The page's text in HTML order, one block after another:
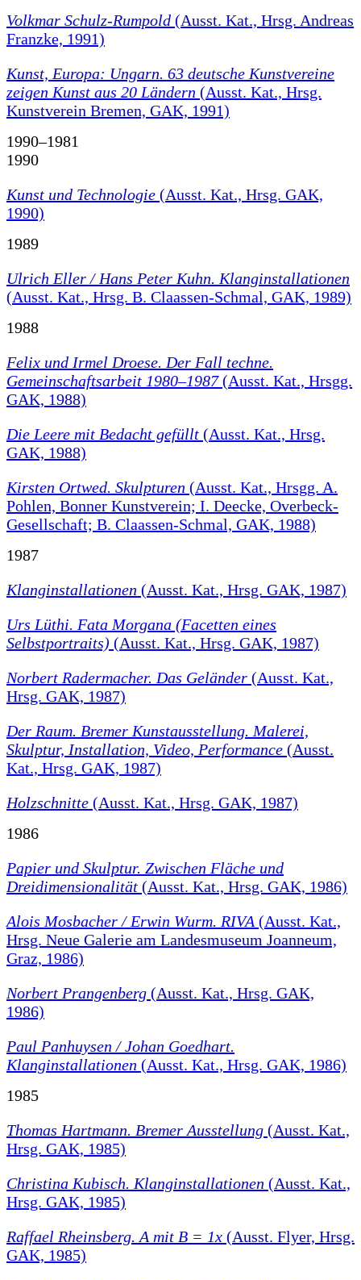
Volkmar Schulz-Rumpold (Ausst. Kat., Hrsg. Andreas
Franzke, 1991)
Kunst, Europa: Ungarn. 63 deutsche Kunstvereine
zeigen Kunst aus 20 Ländern (Ausst. Kat., Hrsg.
Kunstverein Bremen, GAK, 1991)
1990–1981
1990
Kunst und Technologie (Ausst. Kat., Hrsg. GAK,
1990)
1989
Ulrich Eller / Hans Peter Kuhn. Klanginstallationen
(Ausst. Kat., Hrsg. B. Claassen-Schmal, GAK, 1989)
1988
Felix und Irmel Droese. Der Fall techne.
Gemeinschaftsarbeit 1980–1987(Ausst. Kat., Hrsgg.
GAK, 1988)
Die Leere mit Bedacht gefüllt (Ausst. Kat., Hrsg.
GAK, 1988)
Kirsten Ortwed. Skulpturen (Ausst. Kat., Hrsgg. A.
Pohlen, Bonner Kunstverein; I. Deecke, Overbeck-
Gesellschaft; B. Claassen-Schmal, GAK, 1988)
1987
Klanginstallationen (Ausst. Kat., Hrsg. GAK, 1987)
Urs Lüthi. Fata Morgana (Facetten eines
Selbstportraits) (Ausst. Kat., Hrsg. GAK, 1987)
Norbert Radermacher. Das Geländer (Ausst. Kat.,
Hrsg. GAK, 1987)
Der Raum. Bremer Kunstausstellung. Malerei,
Skulptur, Installation, Video, Performance (Ausst.
Kat., Hrsg. GAK, 1987)
Holzschnitte (Ausst. Kat., Hrsg. GAK, 1987)
1986
Papier und Skulptur. Zwischen Fläche und
Dreidimensionalität (Ausst. Kat., Hrsg. GAK, 1986)
Alois Mosbacher / Erwin Wurm. RIVA (Ausst. Kat.,
Hrsg. Neue Galerie am Landesmuseum Joanneum,
Graz, 1986)
Norbert Prangenberg (Ausst. Kat., Hrsg. GAK,
1986)
Paul Panhuysen / Johan Goedhart.
Klanginstallationen (Ausst. Kat., Hrsg. GAK, 1986)
1985
Thomas Hartmann. Bremer Ausstellung (Ausst. Kat.,
Hrsg. GAK, 1985)
Christina Kubisch. Klanginstallationen (Ausst. Kat.,
Hrsg. GAK, 1985)
Raffael Rheinsberg. A mit B = 1x (Ausst. Flyer, Hrsg.
GAK, 1985)